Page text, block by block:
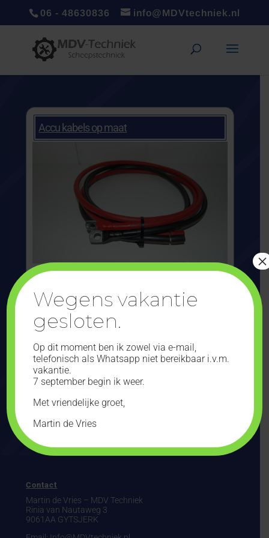
06 - 48630836 info@MDVtechniek.nl
Accu kabels op maat
Aircooled Electrics.
Deze vinden hun weg in een mooie en totaal
gerestaureerde kever uit 1963.
Accu kabels
VW aircooled
Kever
Contact
Martin de Vries – MDV Techniek
Rinia van Nautaweg 3
9061AA GYTSJERK
Wegens vakantie
gesloten.
Op dit moment ben ik zowel via e-mail,
telefonisch als Whatsapp niet bereikbaar i.v.m.
vakantie.
7 september begin ik weer.
Met vriendelijke groet,
Martin de Vries
×